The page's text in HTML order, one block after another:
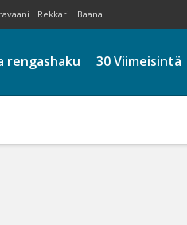
Rekkari Baana
rengashaku 30 Viimeisintä